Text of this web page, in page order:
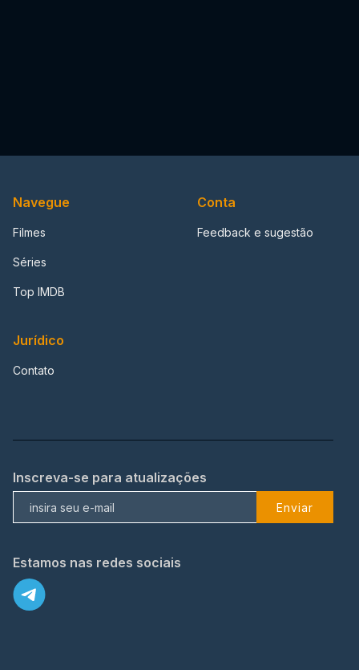
Navegue
Filmes
Séries
Top IMDB
Conta
Feedback e sugestão
Jurídico
Contato
Inscreva-se para atualizações
Enviar
Estamos nas redes sociais